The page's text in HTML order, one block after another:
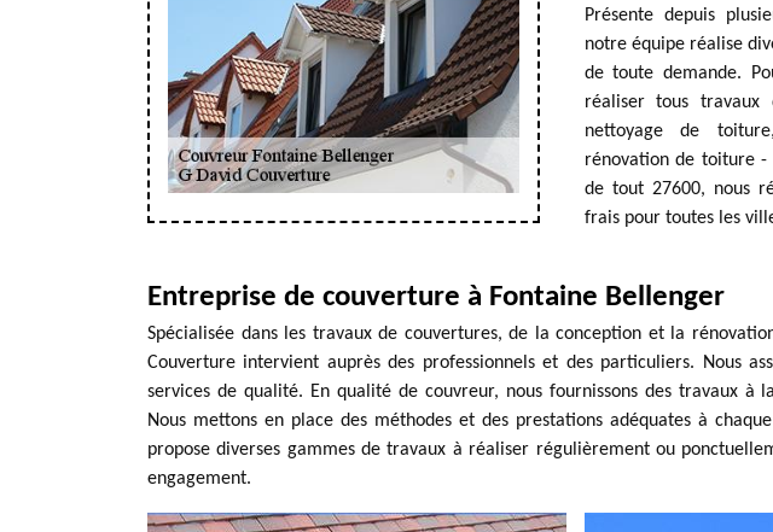
Présente depuis
notre équipe réalise
de toute demande.
réaliser tous
nettoyage de
rénovation de toiture
de tout 27600, nous
frais pour toutes les
Entreprise de couverture à Fontaine Bellenger
Spécialisée dans les travaux de couvertures, de la conception et la
Couverture intervient auprès des professionnels et des particuliers. Nous
services de qualité. En qualité de couvreur, nous fournissons des travaux à
Nous mettons en place des méthodes et des prestations adéquates à
propose diverses gammes de travaux à réaliser régulièrement ou
engagement.